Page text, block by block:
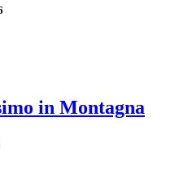
in Montagna